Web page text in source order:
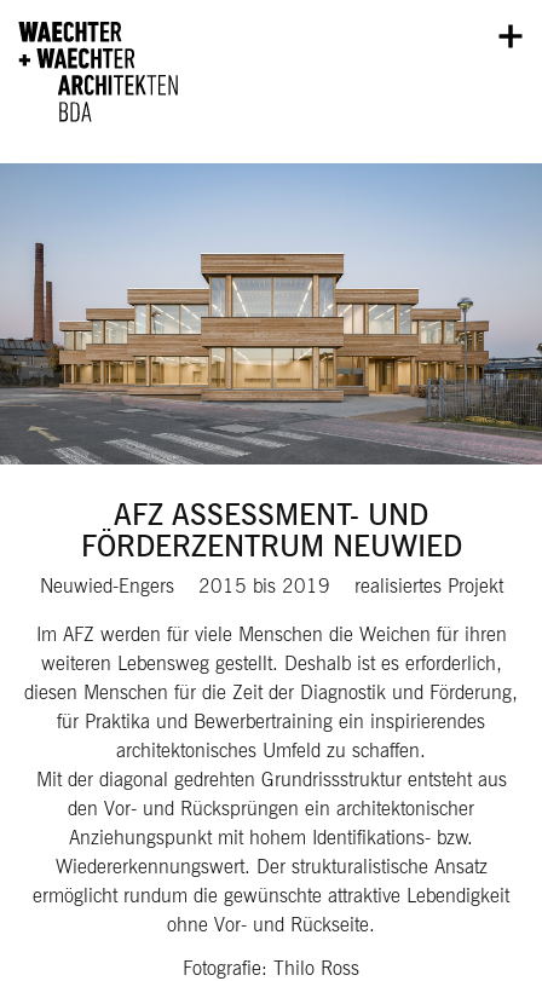
AFZ ASSESSMENT- UND
FÖRDERZENTRUM NEUWIED
Neuwied-Engers 2015 bis 2019
realisiertes Projekt
Im AFZ werden für viele Menschen die Weichen für ihren
weiteren Lebensweg gestellt. Deshalb ist es erforderlich,
diesen Menschen für die Zeit der Diagnostik und Förderung,
für Praktika und Bewerbertraining ein inspirierendes
architektonisches Umfeld zu schaffen.
Mit der diagonal gedrehten Grundrissstruktur entsteht aus
den Vor- und Rücksprüngen ein architektonischer
Anziehungspunkt mit hohem Identifikations- bzw.
Wiedererkennungswert. Der strukturalistische Ansatz
ermöglicht rundum die gewünschte attraktive Lebendigkeit
ohne Vor- und Rückseite.
Fotografie: Thilo Ross